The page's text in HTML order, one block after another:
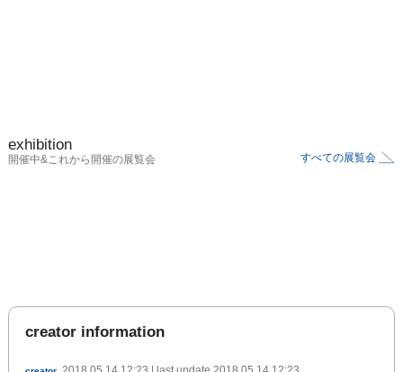
exhibition
開催中&これから開催の展覧会 すべての展覧会
creator information